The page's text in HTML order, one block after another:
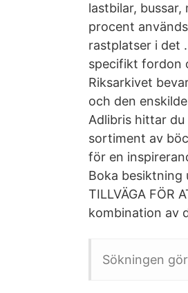
lastbilar,
procent
rastplatser i det
specifikt fordon
Riksarkivet
och den
Adlibris hittar
sortiment av
för en
Boka besiktning
TILLVÄGA FÖR
kombination av
Sökningen